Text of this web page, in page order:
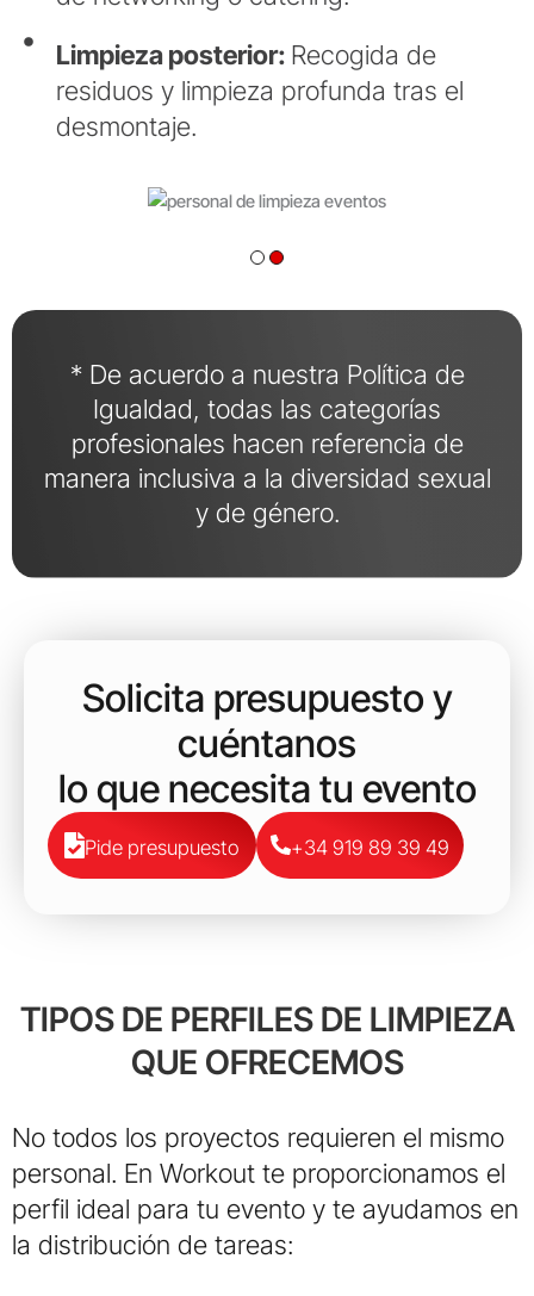
Limpieza posterior: Recogida de
residuos y limpieza profunda tras el
desmontaje.
* De acuerdo a nuestra Política de
Igualdad, todas las categorías
profesionales hacen referencia de
manera inclusiva a la diversidad sexual
y de género.
Solicita presupuesto y
cuéntanos
lo que necesita tu evento
Pide presupuesto +34 919 89 39 49
TIPOS DE PERFILES DE LIMPIEZA
QUE OFRECEMOS
No todos los proyectos requieren el mismo
personal. En Workout te proporcionamos el
perfil ideal para tu evento y te ayudamos en
la distribución de tareas: